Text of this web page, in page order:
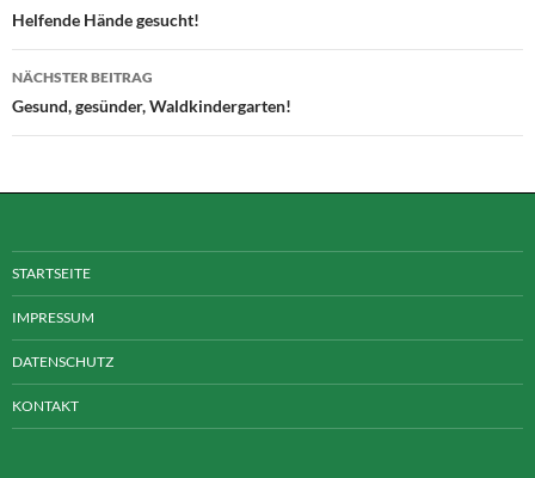
Helfende Hände gesucht!
NÄCHSTER BEITRAG
Gesund, gesünder, Waldkindergarten!
STARTSEITE
IMPRESSUM
DATENSCHUTZ
KONTAKT